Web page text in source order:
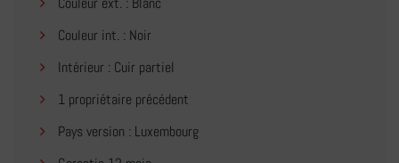
Couleur int. : Noir
Intérieur : Cuir partiel
1 propriétaire précédent
Pays version : Luxembourg